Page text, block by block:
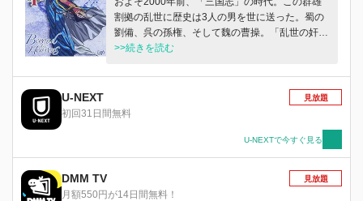
割拠の乱世に歴史は3人の男を世に送った。蜀の
劉備、呉の孫権、そして魏の曹操。「乱世の奸
雄」と呼ばれる中国史上に悪名高き曹操だが、そ
に満ちていた…。
>>続きを読む
U-NEXT
初回31日間無料
見放題
U-NEXTで今すぐ見る
DMM TV
月額550円が14日間無料！
見放題